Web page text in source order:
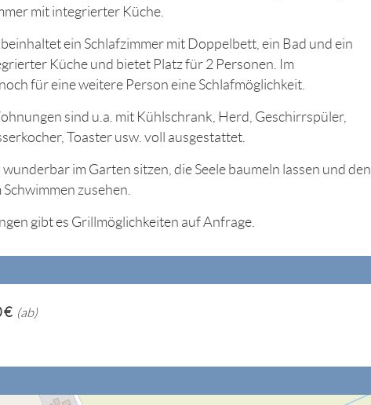
mit integrierter Küche.
ein Schlafzimmer mit Doppelbett, ein Bad und ein
Küche und bietet Platz für 2 Personen. Im
für eine weitere Person eine Schlafmöglichkeit.
sind u.a. mit Kühlschrank, Herd, Geschirrspüler,
Toaster usw. voll ausgestattet.
wunderbar im Garten sitzen, die Seele baumeln lassen und den
Schwimmen zusehen.
gibt es Grillmöglichkeiten auf Anfrage.
€(ab)